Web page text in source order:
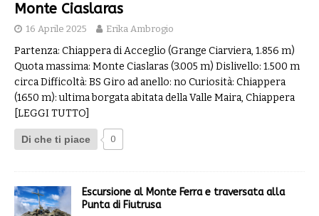
Monte Ciaslaras
16 Aprile 2025 Erika Ambrogio
Partenza: Chiappera di Acceglio (Grange Ciarviera, 1.856 m)
Quota massima: Monte Ciaslaras (3.005 m) Dislivello: 1.500 m
circa Difficoltà: BS Giro ad anello: no Curiosità: Chiappera
(1650 m): ultima borgata abitata della Valle Maira, Chiappera
[LEGGI TUTTO]
Di che ti piace 0
Escursione al Monte Ferra e traversata alla
Punta di Fiutrusa